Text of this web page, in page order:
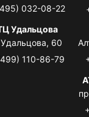
032-08-22
Удальцова
60
110-86-79